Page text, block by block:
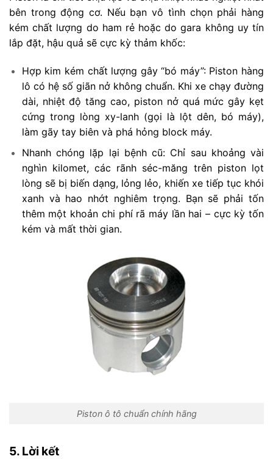
bên trong động cơ. Nếu bạn vô tình chọn phải hàng
kém chất lượng do ham rẻ hoặc do gara không uy tín
lắp đặt, hậu quả sẽ cực kỳ thảm khốc:
Hợp kim kém chất lượng gây “bó máy”: Piston hàng
lô có hệ số giãn nở không chuẩn. Khi xe chạy đường
dài, nhiệt độ tăng cao, piston nở quá mức gây kẹt
cứng trong lòng xy-lanh (gọi là lột dên, bó máy),
làm gãy tay biên và phá hỏng block máy.
Nhanh chóng lặp lại bệnh cũ: Chỉ sau khoảng vài
nghìn kilomet, các rãnh séc-măng trên piston lọt
lòng sẽ bị biến dạng, lỏng lẻo, khiến xe tiếp tục khói
xanh và hao nhớt nghiêm trọng. Bạn sẽ phải tốn
thêm một khoản chi phí rã máy lần hai – cực kỳ tốn
kém và mất thời gian.
Piston ô tô chuẩn chính hãng
5. Lời kết